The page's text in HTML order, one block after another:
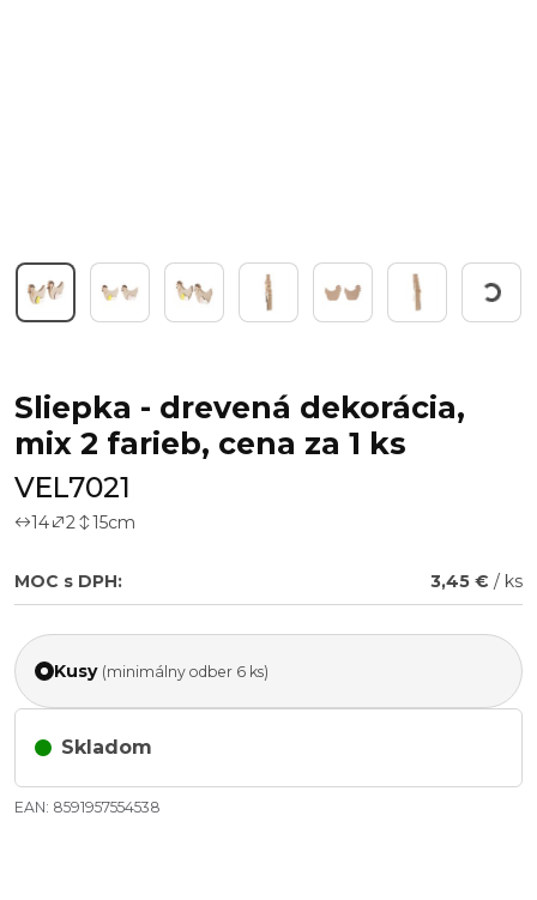
Working...
Sliepka - drevená dekorácia,
mix 2 farieb, cena za 1 ks
VEL7021
14 2 15cm
MOC s DPH: 3,45 € / ks
Kusy (minimálny odber 6 ks)
Skladom
EAN: 8591957554538